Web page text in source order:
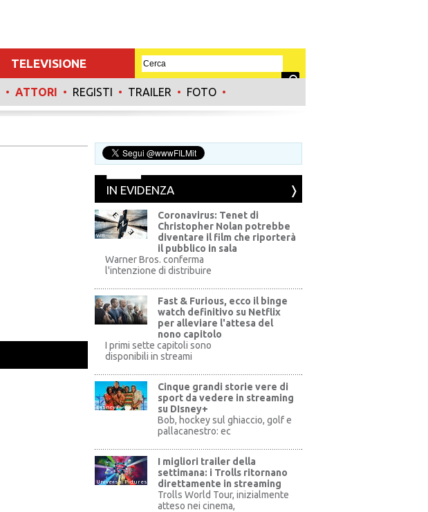
TELEVISIONE
• ATTORI • REGISTI • TRAILER • FOTO •
IN EVIDENZA
WB
Coronavirus: Tenet di
Christopher Nolan potrebbe
diventare il film che riporterà
il pubblico in sala
Warner Bros. conferma
l'intenzione di distribuire
Fast & Furious, ecco il binge
watch definitivo su Netflix
per alleviare l'attesa del
nono capitolo
I primi sette capitoli sono
disponibili in streami
Disney+
Cinque grandi storie vere di
sport da vedere in streaming
su DIsney+
Bob, hockey sul ghiaccio, golf e
pallacanestro: ec
Universal Pictures
I migliori trailer della
settimana: i Trolls ritornano
direttamente in streaming
Trolls World Tour, inizialmente
atteso nei cinema,